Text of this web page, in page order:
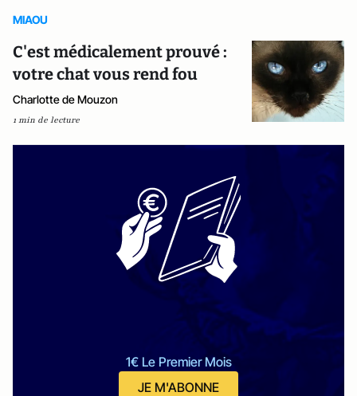
MIAOU
C'est médicalement prouvé :
votre chat vous rend fou
Charlotte de Mouzon
1 min de lecture
1€ Le Premier Mois
JE M'ABONNE